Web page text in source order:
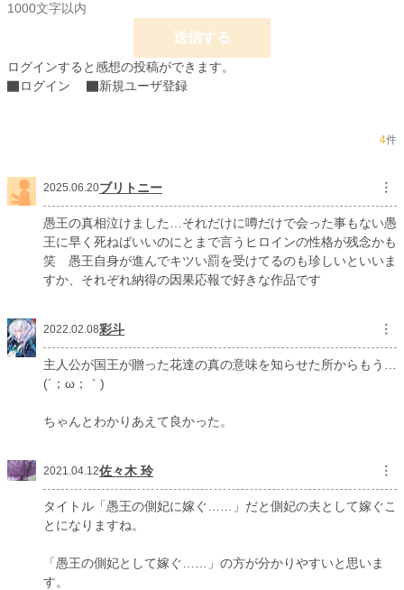
663 pt (12,086 位)
月間ポイント 2,839 pt (12,677 位)
1000文字以内
送信する
ログインすると感想の投稿ができます。
ログイン
新規ユーザ登録
4件
2025.06.20ブリトニー ︙
愚王の真相泣けました…それだけに噂だけで会った事もない愚
王に早く死ねばいいのにとまで言うヒロインの性格が残念かも
笑 愚王自身が進んでキツい罰を受けてるのも珍しいといいま
すか、それぞれ納得の因果応報で好きな作品です
2022.02.08彩斗 ︙
主人公が国王が贈った花達の真の意味を知らせた所からもう…
(´；ω；｀)
ちゃんとわかりあえて良かった。
2021.04.12佐々木 玲 ︙
タイトル「愚王の側妃に嫁ぐ……」だと側妃の夫として嫁ぐこ
とになりますね。
「愚王の側妃として嫁ぐ……」の方が分かりやすいと思いま
す。